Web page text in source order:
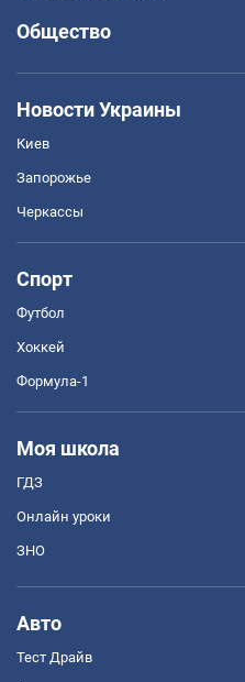
Общество
Новости Украины
Киев
Запорожье
Черкассы
Спорт
Футбол
Хоккей
Формула-1
Моя школа
ГДЗ
Онлайн уроки
ЗНО
Авто
Тест Драйв